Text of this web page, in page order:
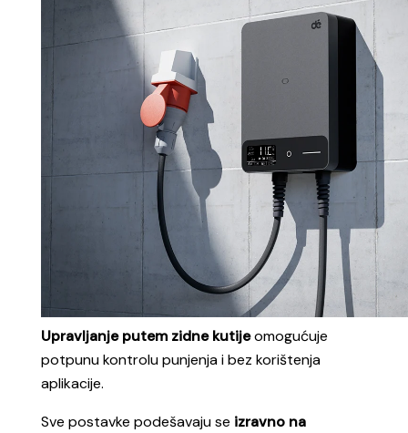
Upravljanje putem zidne kutijeomogućuje
potpunu kontrolu punjenja i bez korištenja
aplikacije.
Sve postavkepodešavaju se izravno na